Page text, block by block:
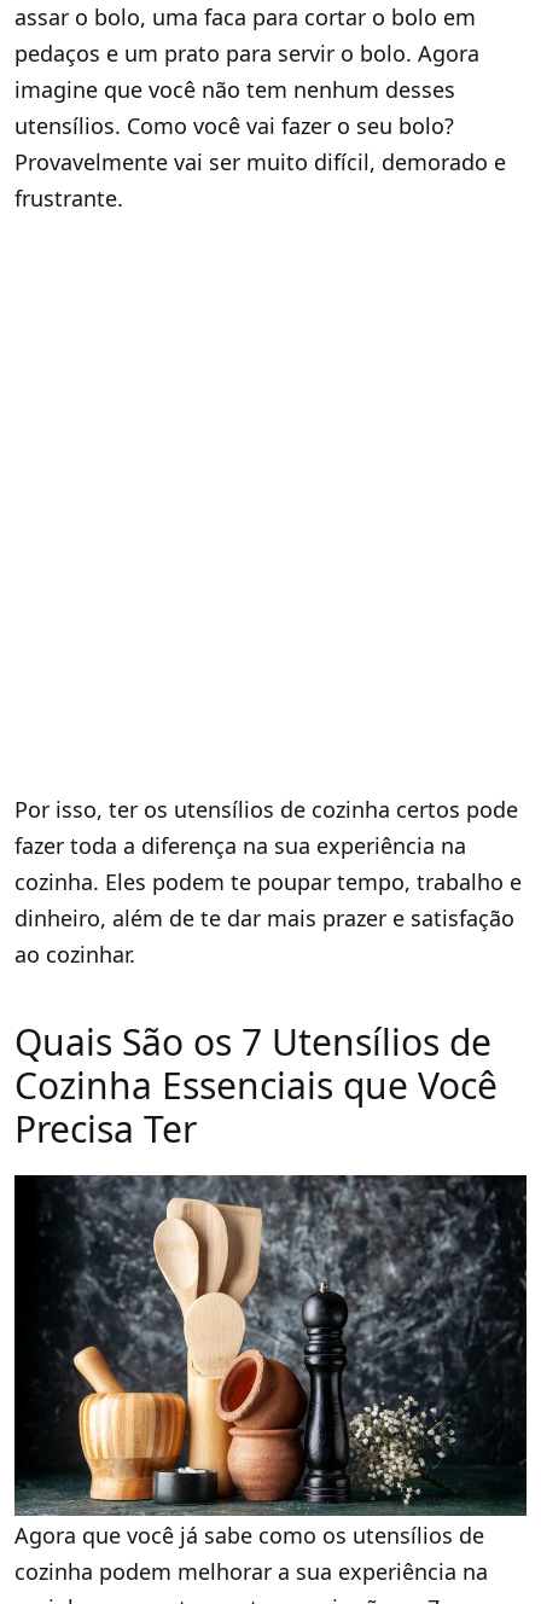
assar o bolo, uma faca para cortar o bolo em
pedaços e um prato para servir o bolo. Agora
imagine que você não tem nenhum desses
utensílios. Como você vai fazer o seu bolo?
Provavelmente vai ser muito difícil, demorado e
frustrante.
Por isso, ter os utensílios de cozinha certos pode
fazer toda a diferença na sua experiência na
cozinha. Eles podem te poupar tempo, trabalho e
dinheiro, além de te dar mais prazer e satisfação
ao cozinhar.
Quais São os 7 Utensílios de
Cozinha Essenciais que Você
Precisa Ter
Agora que você já sabe como os utensílios de
cozinha podem melhorar a sua experiência na